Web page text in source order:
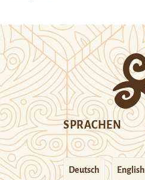
SPRACHEN
Deutsch English